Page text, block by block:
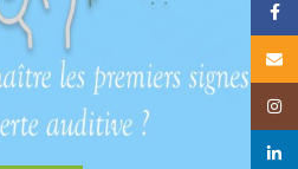
Email